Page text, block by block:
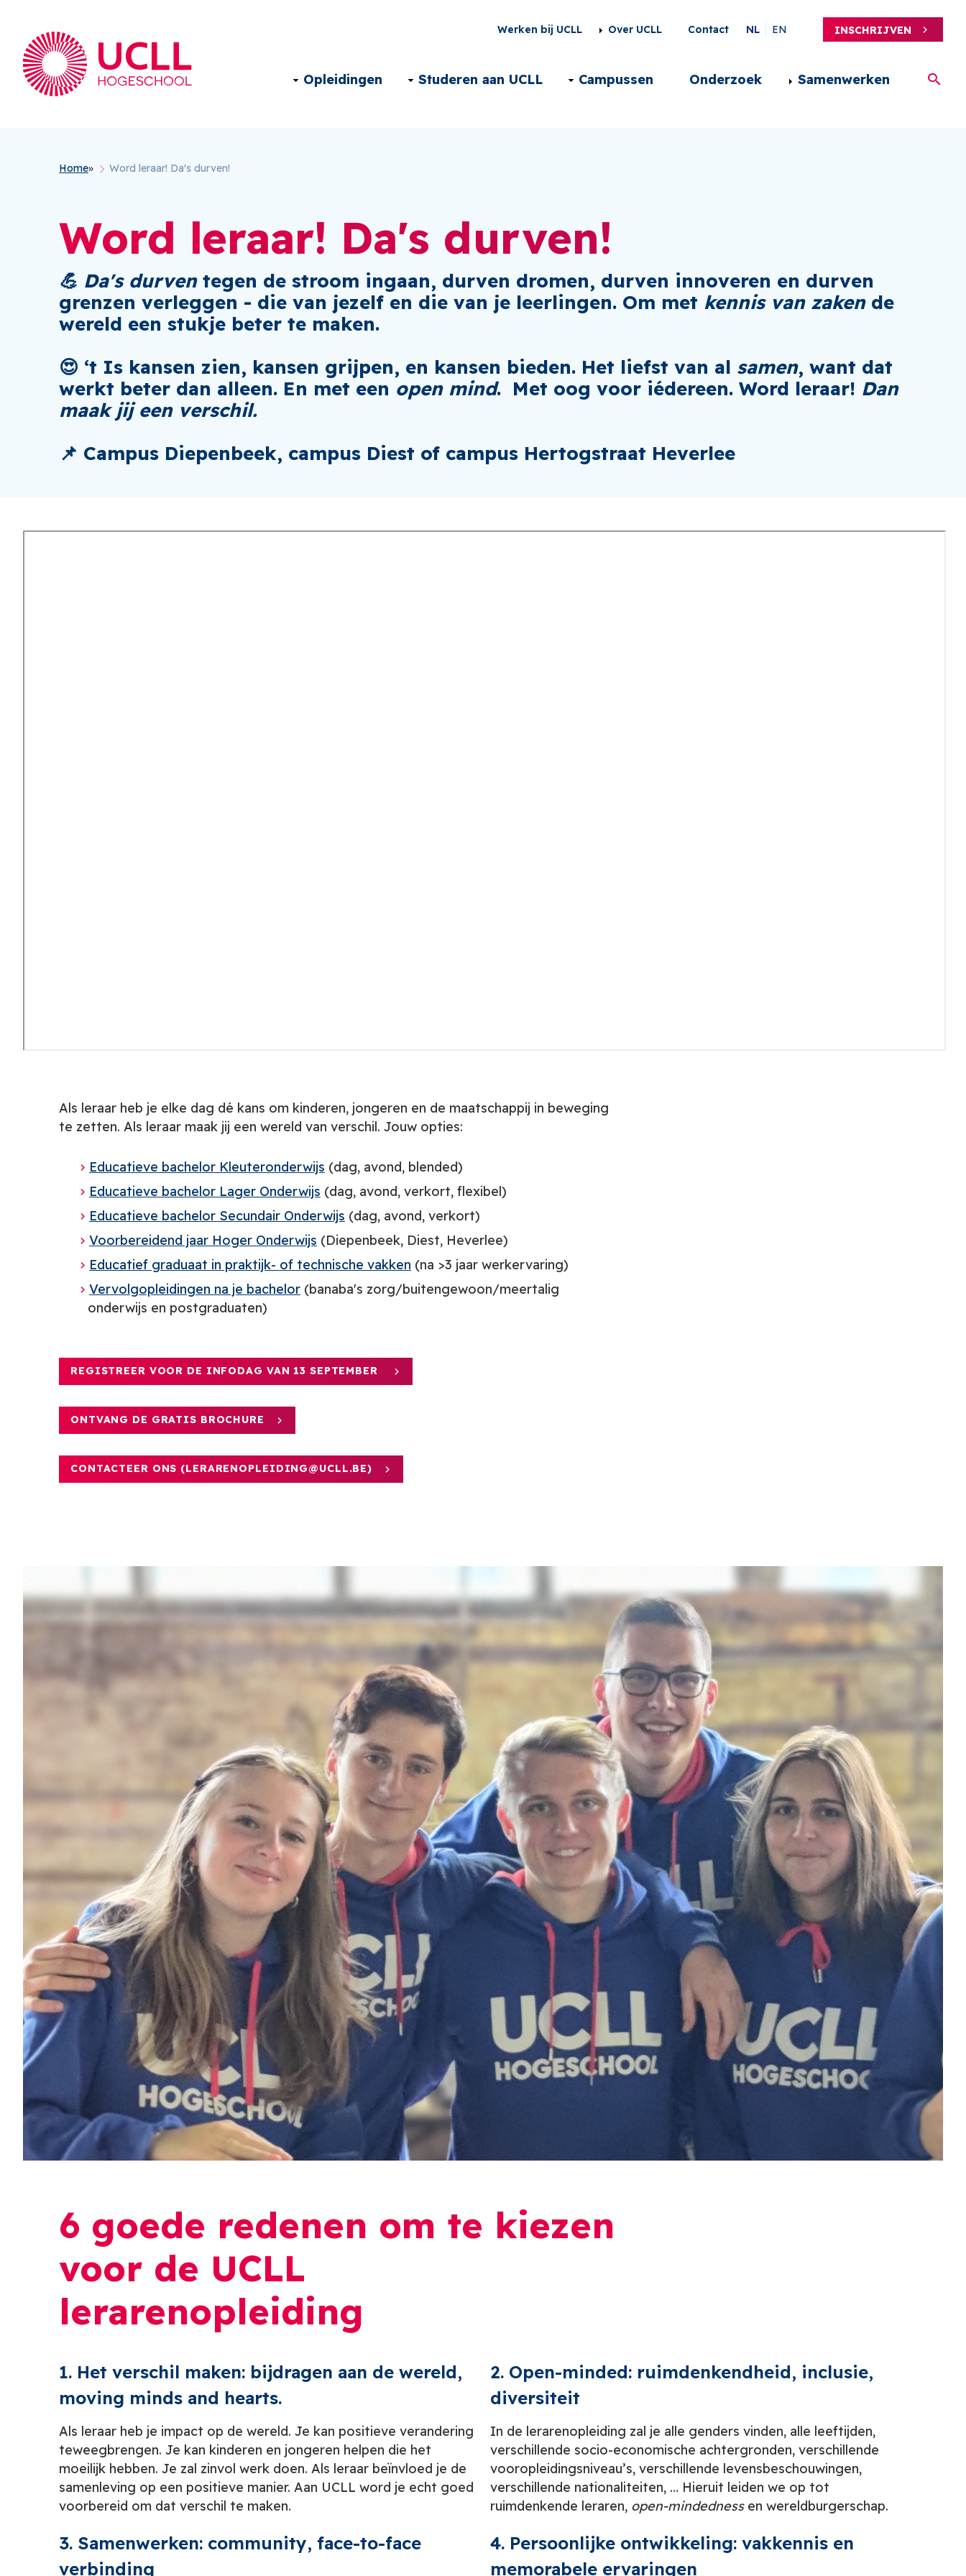
Secondary
menu
Werken bij UCLL Over UCLL Contact NL EN INSCHRIJVEN
Main
Opleidingen Studeren aan UCLL Campussen Onderzoek Samenwerken
Kruimelpad
Home Word leraar! Da's durven!
Word leraar! Da's durven!
💪 Da's durventegen de stroom ingaan, durven dromen, durven innoveren en durven
grenzen verleggen - die van jezelf en die van je leerlingen. Om met kennis van zakende
wereld een stukje beter te maken.
😍 ‘t Is kansen zien, kansen grijpen, en kansen bieden. Het liefst van al samen, want dat
werkt beter dan alleen. En met een open mind. Met oog voor iédereen. Word leraar! Dan
maak jij een verschil.
📌 Campus Diepenbeek, campus Diest of campus Hertogstraat Heverlee
Als leraar heb je elke dag dé kans om kinderen, jongeren en de maatschappij in beweging
te zetten. Als leraar maak jij een wereld van verschil. Jouw opties:
Educatieve bachelor Kleuteronderwijs (dag, avond, blended)
Educatieve bachelor Lager Onderwijs (dag, avond, verkort, flexibel)
Educatieve bachelor Secundair Onderwijs (dag, avond, verkort)
Voorbereidend jaar Hoger Onderwijs (Diepenbeek, Diest, Heverlee)
Educatief graduaat in praktijk- of technische vakken (na >3 jaar werkervaring)
Vervolgopleidingen na je bachelor (banaba's zorg/buitengewoon/meertalig
onderwijs en postgraduaten)
REGISTREER VOOR DE INFODAG VAN 13 SEPTEMBER
ONTVANG DE GRATIS BROCHURE
CONTACTEER ONS (LERARENOPLEIDING@UCLL.BE)
6 goede redenen om te kiezen
voor de UCLL
lerarenopleiding
1. Het verschil maken: bijdragen aan de wereld,
moving minds and hearts.
Als leraar heb je impact op de wereld. Je kan positieve verandering
teweegbrengen. Je kan kinderen en jongeren helpen die het
moeilijk hebben. Je zal zinvol werk doen. Als leraar beïnvloed je de
samenleving op een positieve manier. Aan UCLL word je echt goed
voorbereid om dat verschil te maken.
2. Open-minded: ruimdenkendheid, inclusie,
diversiteit
In de lerarenopleiding zal je alle genders vinden, alle leeftijden,
verschillende socio-economische achtergronden, verschillende
vooropleidingsniveau’s, verschillende levensbeschouwingen,
verschillende nationaliteiten, … Hieruit leiden we op tot
ruimdenkende leraren, open-mindednessen wereldburgerschap.
3. Samenwerken: community, face-to-face
verbinding
4. Persoonlijke ontwikkeling: vakkennis en
memorabele ervaringen